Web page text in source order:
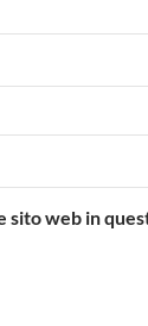
sito web in